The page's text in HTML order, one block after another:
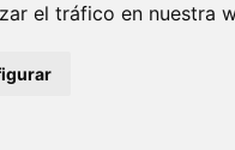
el tráfico en nuestra